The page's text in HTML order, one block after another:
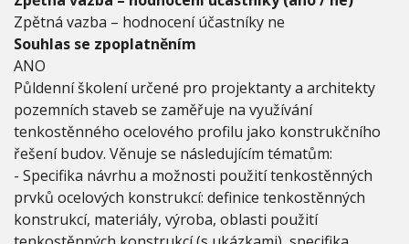
é
k
o
n
s
t
r
u
k
c
e
a
j
e
Zpětná vazba – hodnocení účastníky ne
Souhlas se zpoplatněním
ANO
Půldenní školení určené pro projektanty a architekty
pozemních staveb se zaměřuje na využívání
tenkostěnného ocelového profilu jako konstrukčního
řešení budov. Věnuje se následujícím tématům:
- Specifika návrhu a možnosti použití tenkostěnných
prvků ocelových konstrukcí: definice tenkostěnných
konstrukcí, materiály, výroba, oblasti použití